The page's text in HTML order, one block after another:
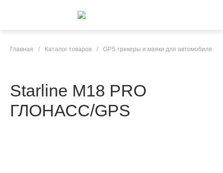
Главная / Каталог товаров / GPS трекеры и маяки для автомобиля
Starline M18 PRO
ГЛОНАСС/GPS